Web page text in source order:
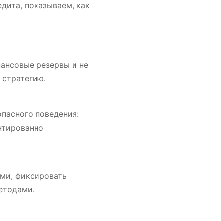
показываем, как
резервы и не
поведения:
фиксировать